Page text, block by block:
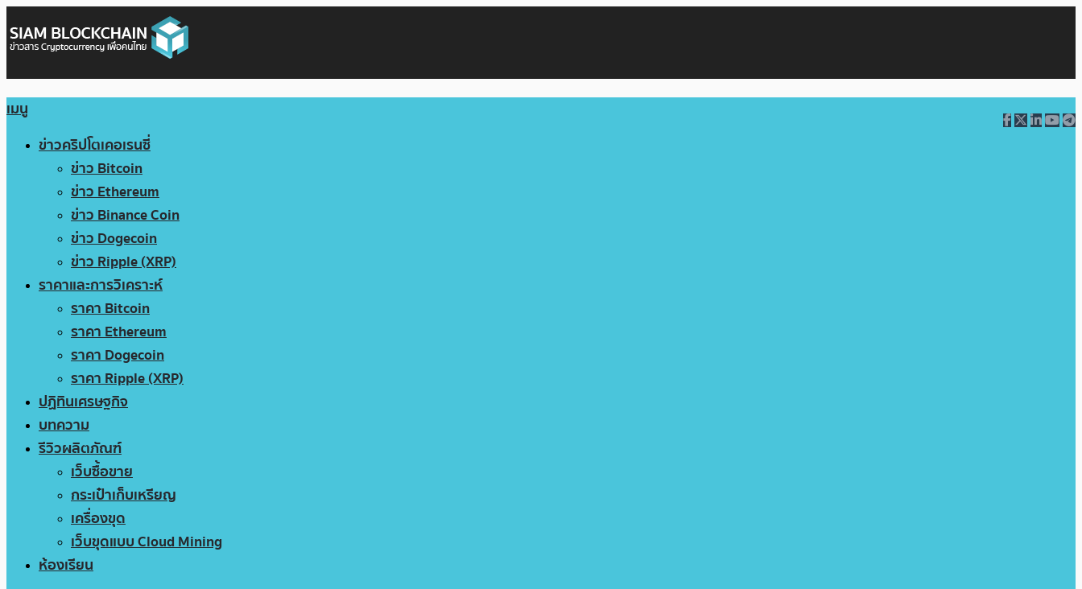
เมนู
ข่าวคริปโตเคอเรนซี่
ข่าว Bitcoin
ข่าว Ethereum
ข่าว Binance Coin
ข่าว Dogecoin
ข่าว Ripple (XRP)
ราคาและการวิเคราะห์
ราคา Bitcoin
ราคา Ethereum
ราคา Dogecoin
ราคา Ripple (XRP)
ปฏิทินเศรษฐกิจ
บทความ
รีวิวผลิตภัณฑ์
เว็บซื้อขาย
กระเป๋าเก็บเหรียญ
เครื่องขุด
เว็บขุดแบบ Cloud Mining
ห้องเรียน